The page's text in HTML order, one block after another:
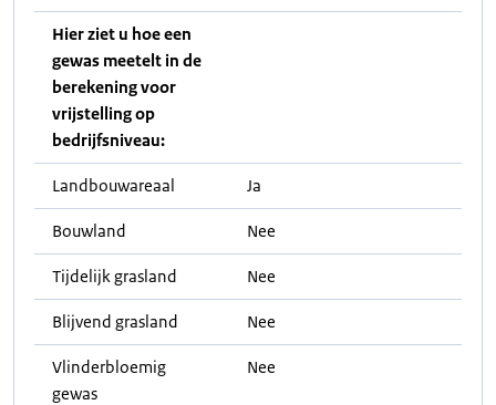
Hier ziet u hoe een
gewas meetelt in de
berekening voor
vrijstelling op
bedrijfsniveau:
Landbouwareaal Ja
Bouwland Nee
Tijdelijk grasland Nee
Blijvend grasland Nee
Vlinderbloemig
gewas
Nee